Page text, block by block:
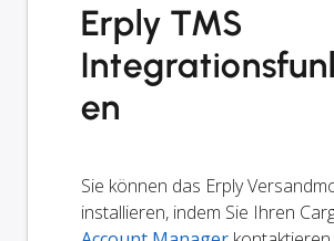
Erply TMS
en
Sie können das Erply
installieren, indem Sie Ihren